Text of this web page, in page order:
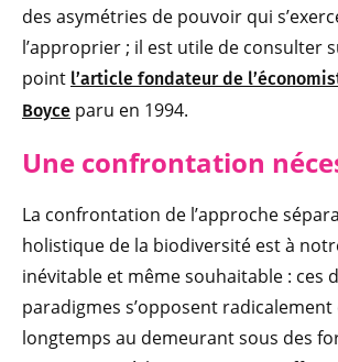
des asymétries de pouvoir qui
l’approprier ; il est utile de consulter
point l’article fondateur de
Boyce paru en 1994.
Une confrontation
La confrontation de l’approche
holistique de la biodiversité est à
inévitable et même souhaitable : ces
paradigmes s’opposent
longtemps au demeurant sous des